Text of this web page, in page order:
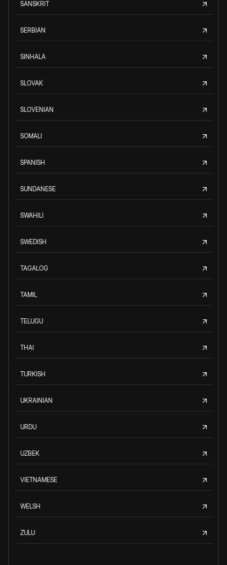
SANSKRIT
SERBIAN
SINHALA
SLOVAK
SLOVENIAN
SOMALI
SPANISH
SUNDANESE
SWAHILI
SWEDISH
TAGALOG
TAMIL
TELUGU
THAI
TURKISH
UKRAINIAN
URDU
UZBEK
VIETNAMESE
WELSH
ZULU